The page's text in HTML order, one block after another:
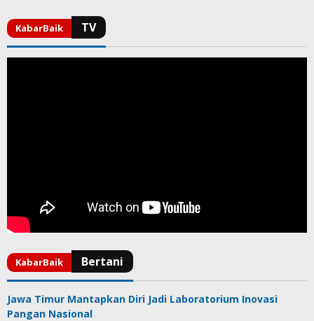
Jawa Timur Mantapkan Diri Jadi Laboratorium Inovasi
Pangan Nasional